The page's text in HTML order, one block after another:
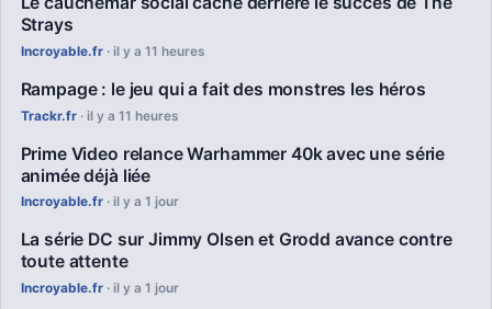
Strays
Incroyable.fr· il y a 11 heures
Rampage : le jeu qui a fait des monstres les héros
Trackr.fr· il y a 11 heures
Prime Video relance Warhammer 40k avec une série
animée déjà liée
Incroyable.fr· il y a 1 jour
La série DC sur Jimmy Olsen et Grodd avance contre
toute attente
Incroyable.fr· il y a 1 jour